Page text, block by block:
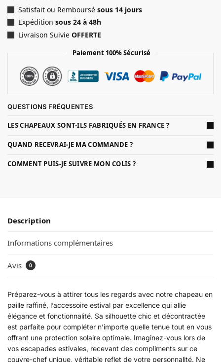
Satisfait ou Remboursé sous 14 jours
Expédition sous 24 à 48h
Livraison Suivie OFFERTE
Paiement 100% Sécurisé
QUESTIONS FRÉQUENTES
LES CHAPEAUX SONT-ILS FABRIQUÉS EN FRANCE ?
QUAND RECEVRAI-JE MA COMMANDE ?
COMMENT PUIS-JE SUIVRE MON COLIS ?
Description
Informations complémentaires
Avis 0
Préparez-vous à attirer tous les regards avec notre chapeau en
paille raffiné, l’accessoire estival par excellence qui allie
élégance et fonctionnalité. Sa silhouette chic et décontractée
est parfaite pour compléter n’importe quelle tenue tout en vous
offrant une protection solaire optimale. Imaginez-vous lors de
vos escapades estivales, recevant des compliments sur ce
couvre-chef unique, véritable reflet de votre personnalité. Ne